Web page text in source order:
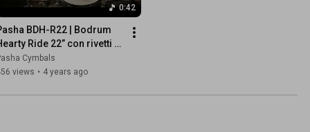
0:42
BDH-R22 | Bodrum
Ride 22” con rivetti -
Video Sample | Pasha
Cymbals
views • 4 years ago